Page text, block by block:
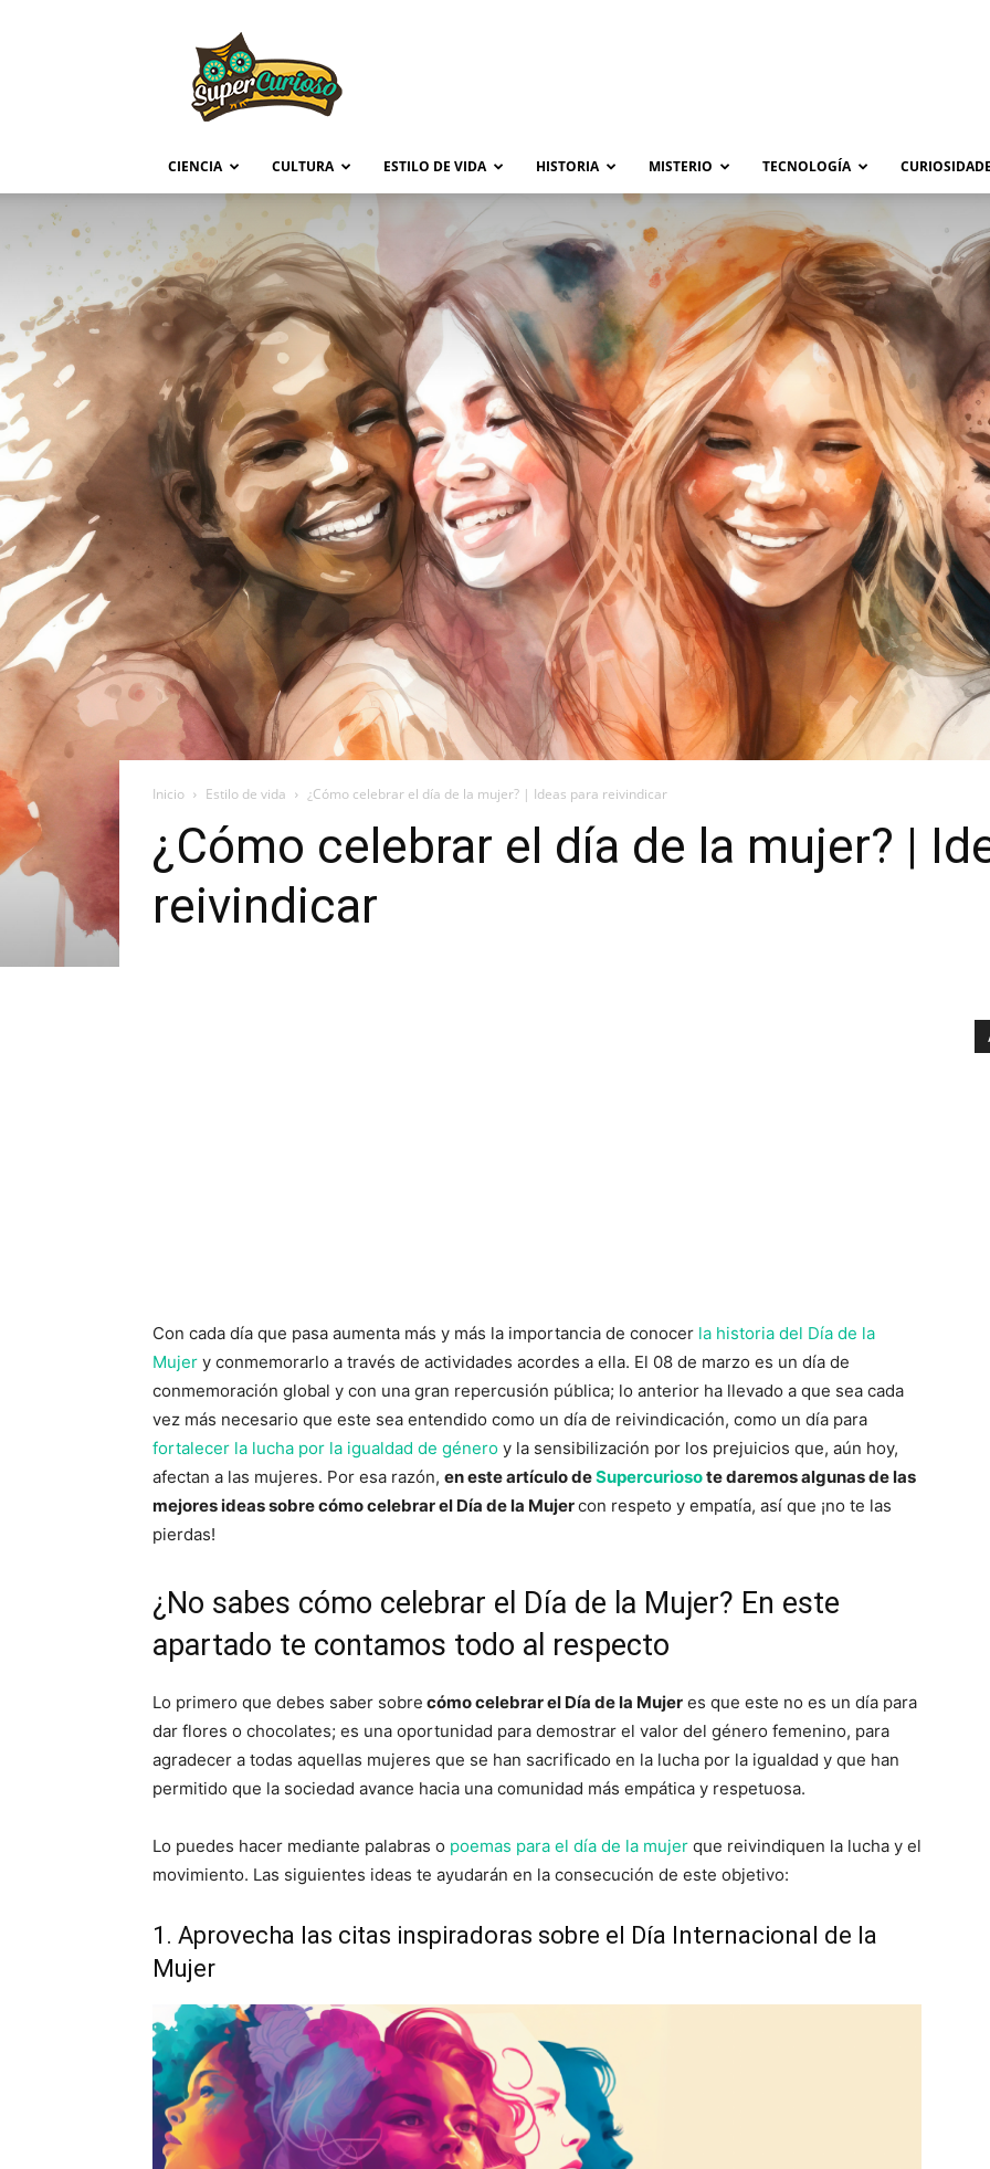
CIENCIA CULTURA ESTILO DE VIDA HISTORIA MISTERIO TECNOLOGÍA
Inicio Estilo de vida ¿Cómo celebrar el día de la mujer? | Ideas para reivindicar
¿Cómo celebrar el día de la mujer? |
reivindicar
Con cada día que pasa aumenta más y más la importancia de conocer la historia del Día de la
Mujer y conmemorarlo a través de actividades acordes a ella. El 08 de marzo es un día de
conmemoración global y con una gran repercusión pública; lo anterior ha llevado a que sea cada
vez más necesario que este sea entendido como un día de reivindicación, como un día para
fortalecer la lucha por la igualdad de género y la sensibilización por los prejuicios que, aún hoy,
afectan a las mujeres. Por esa razón, en este artículo deSupercuriosote daremos algunas de las
mejores ideas sobre cómo celebrar el Día de la Mujercon respeto y empatía, así que ¡no te las
pierdas!
¿No sabes cómo celebrar el Día de la Mujer? En este
apartado te contamos todo al respecto
Lo primero que debes saber sobre cómo celebrar el Día de la Mujer es que este no es un día para
dar flores o chocolates; es una oportunidad para demostrar el valor del género femenino, para
agradecer a todas aquellas mujeres que se han sacrificado en la lucha por la igualdad y que han
permitido que la sociedad avance hacia una comunidad más empática y respetuosa.
Lo puedes hacer mediante palabras o poemas para el día de la mujer que reivindiquen la lucha y el
movimiento. Las siguientes ideas te ayudarán en la consecución de este objetivo:
1. Aprovecha las citas inspiradoras sobre el Día Internacional de la
Mujer